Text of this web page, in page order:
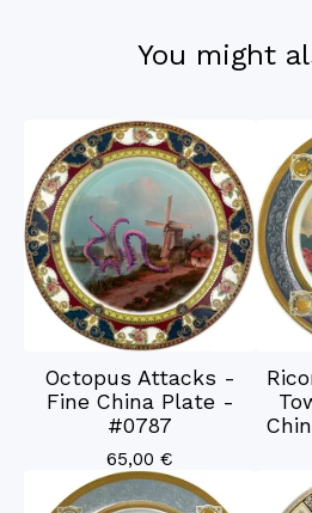
You might
Octopus Attacks -
Fine China Plate -
#0787
65,00 €